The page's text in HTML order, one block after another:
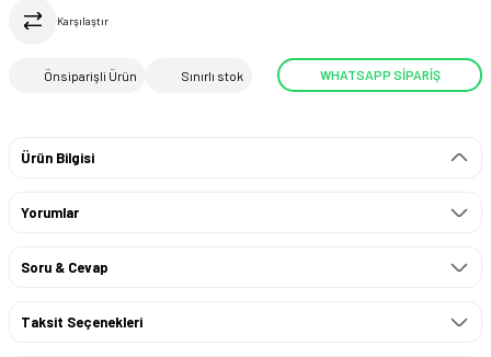
Karşılaştır
Önsiparişli Ürün Sınırlı stok WHATSAPP SİPARİŞ
Ürün Bilgisi
Yorumlar
Soru & Cevap
Taksit Seçenekleri